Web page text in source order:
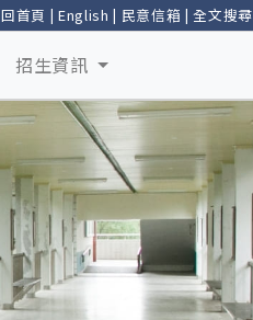
回首頁 | English | 民意信箱 |全文搜尋
招生資訊